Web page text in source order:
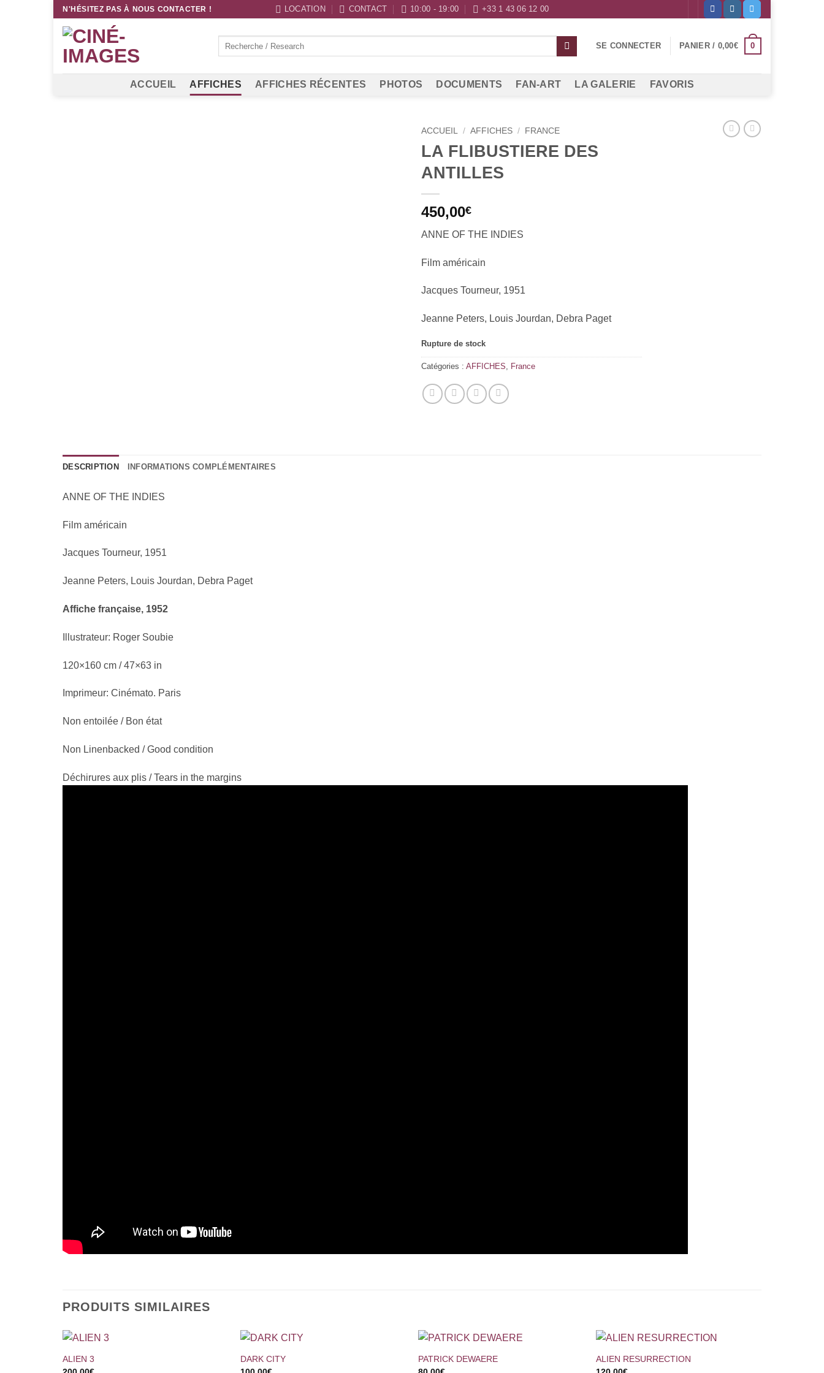
Passer
contenu
N'HÉSITEZ PAS À NOUS CONTACTER ! LOCATION CONTACT 10:00 - 19:00 +33 1 43 06 12 00
SE CONNECTER PANIER / 0,00€ 0
ACCUEIL AFFICHES AFFICHES RÉCENTES PHOTOS DOCUMENTS FAN-ART LA GALERIE FAVORIS
ACCUEIL / AFFICHES / FRANCE
LA FLIBUSTIERE DES
ANTILLES
450,00€
ANNE OF THE INDIES
Film américain
Jacques Tourneur, 1951
Jeanne Peters, Louis Jourdan, Debra Paget
Rupture de stock
Catégories : AFFICHES France
DESCRIPTION INFORMATIONS COMPLÉMENTAIRES
ANNE OF THE INDIES
Film américain
Jacques Tourneur, 1951
Jeanne Peters, Louis Jourdan, Debra Paget
Affiche française, 1952
Illustrateur: Roger Soubie
120×160 cm / 47×63 in
Imprimeur: Cinémato. Paris
Non entoilée / Bon état
Non Linenbacked / Good condition
Déchirures aux plis / Tears in the margins
PRODUITS SIMILAIRES
+
ALIEN 3
+
DARK CITY
+
PATRICK DEWAERE
+
ALIEN RESURRECTION